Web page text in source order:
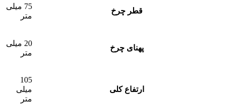
قطر چرخ
75 میلی
متر
پهنای چرخ
20 میلی
متر
ارتفاع کلی
105
میلی
متر